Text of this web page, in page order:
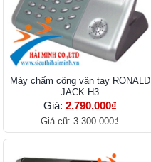
Máy chấm công vân tay RONALD
JACK H3
Giá: 2.790.000₫
Giá cũ: 3.300.000₫